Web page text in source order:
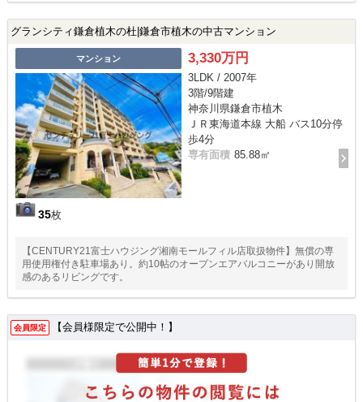
グランシティ鎌倉植木の杜|鎌倉市植木の中古マンション
マンション
35枚
3,330万円
3LDK / 2007年
3階/9階建
神奈川県鎌倉市植木
ＪＲ東海道本線 大船 バス10分停
歩4分
専有面積 85.88㎡
【CENTURY21富士ハウジング湘南モールフィル店取扱物件】無償の専
用使用権付き駐車場あり。約10帖のオープンエアバルコニーがあり開放
感のあるリビングです。
会員限定 【会員様限定で公開中！】